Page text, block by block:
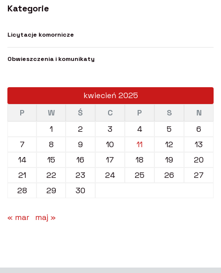
Kategorie
Licytacje komornicze
Obwieszczenia i komunikaty
kwiecień 2025
P
W Ś C P S
N
1
2 3 4 5
6
7
8 9 10 11 12
13
14
15 16 17 18 19
20
21
22 23 24 25 26
27
28
29 30
« mar maj »